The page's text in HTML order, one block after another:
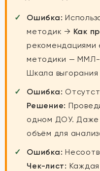
Ошибка:
методик → Как
рекомендациями
методики — ММЛ-
Шкала выгорания
Ошибка:
Решение:
одном ДОУ. Даже
объём для
Ошибка:
Чек-лист: